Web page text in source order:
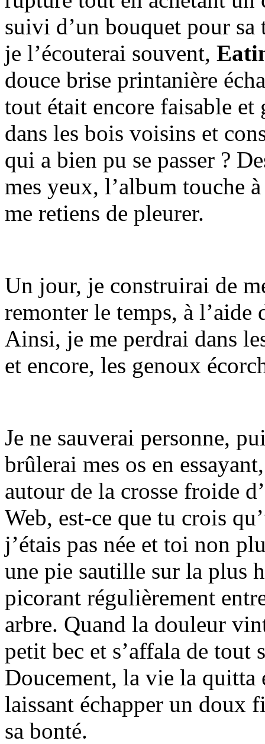
suivi d’un bouquet pour
je l’écouterai souvent,
douce brise printanière
tout était encore faisable
dans les bois voisins et
qui a bien pu se passer ?
mes yeux, l’album touche
me retiens de pleurer.
Un jour, je construirai de
remonter le temps, à l’aide
Ainsi, je me perdrai dans
et encore, les genoux
Je ne sauverai personne,
brûlerai mes os en
autour de la crosse froide
Web, est-ce que tu crois
j’étais pas née et toi non
une pie sautille sur la plus
picorant régulièrement
arbre. Quand la douleur
petit bec et s’affala de tout
Doucement, la vie la quitta
laissant échapper un doux
sa bonté.